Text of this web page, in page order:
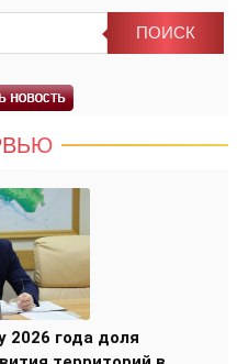
2026 года доля